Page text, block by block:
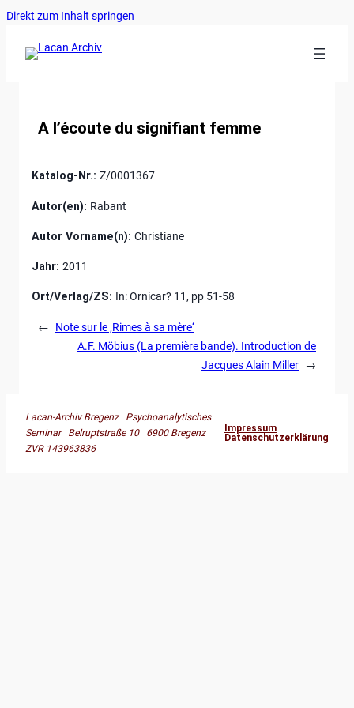
Direkt zum Inhalt springen
A l’écoute du signifiant femme
Katalog-Nr.: Z/0001367
Autor(en): Rabant
Autor Vorname(n): Christiane
Jahr: 2011
Ort/Verlag/ZS: In: Ornicar? 11, pp 51-58
←
Note sur le ‚Rimes à sa mère‘
A.F. Möbius (La première bande). Introduction de
Jacques Alain Miller
→
Lacan-Archiv Bregenz Psychoanalytisches
Seminar Belruptstraße 10 6900 Bregenz
ZVR 143963836
Impressum
Datenschutzerklärung